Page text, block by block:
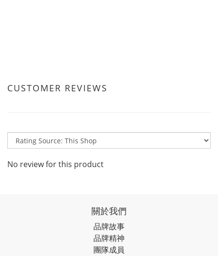
CUSTOMER REVIEWS
No review for this product
關於我們
品牌故事
品牌精神
團隊成員